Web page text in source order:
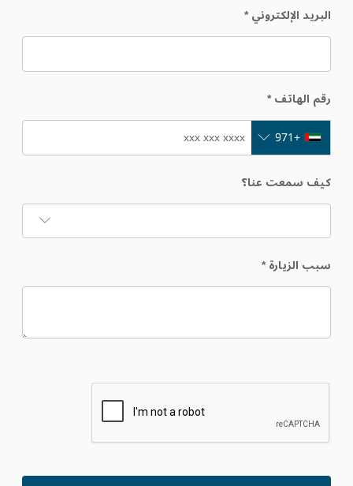
البريد الإلكتروني*
رقم الهاتف*
+971
كيف سمعت عنا؟
سبب الزيارة*